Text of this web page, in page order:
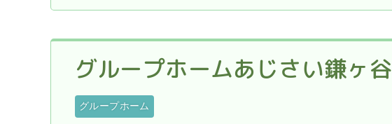
グループホームあじさい鎌ヶ谷
グループホーム